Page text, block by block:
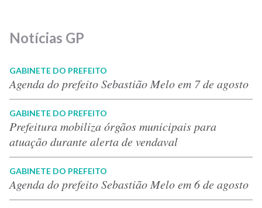
Notícias GP
GABINETE DO PREFEITO
Agenda do prefeito Sebastião Melo em 7 de agosto
GABINETE DO PREFEITO
Prefeitura mobiliza órgãos municipais para
atuação durante alerta de vendaval
GABINETE DO PREFEITO
Agenda do prefeito Sebastião Melo em 6 de agosto